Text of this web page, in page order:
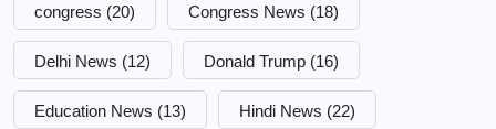
congress (20) Congress News (18)
Delhi News (12) Donald Trump (16)
Education News (13) Hindi News (22)